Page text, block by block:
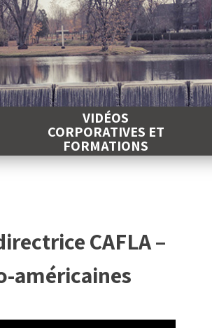
VIDÉOS
CORPORATIVES ET
FORMATIONS
CAFLA –
américaines